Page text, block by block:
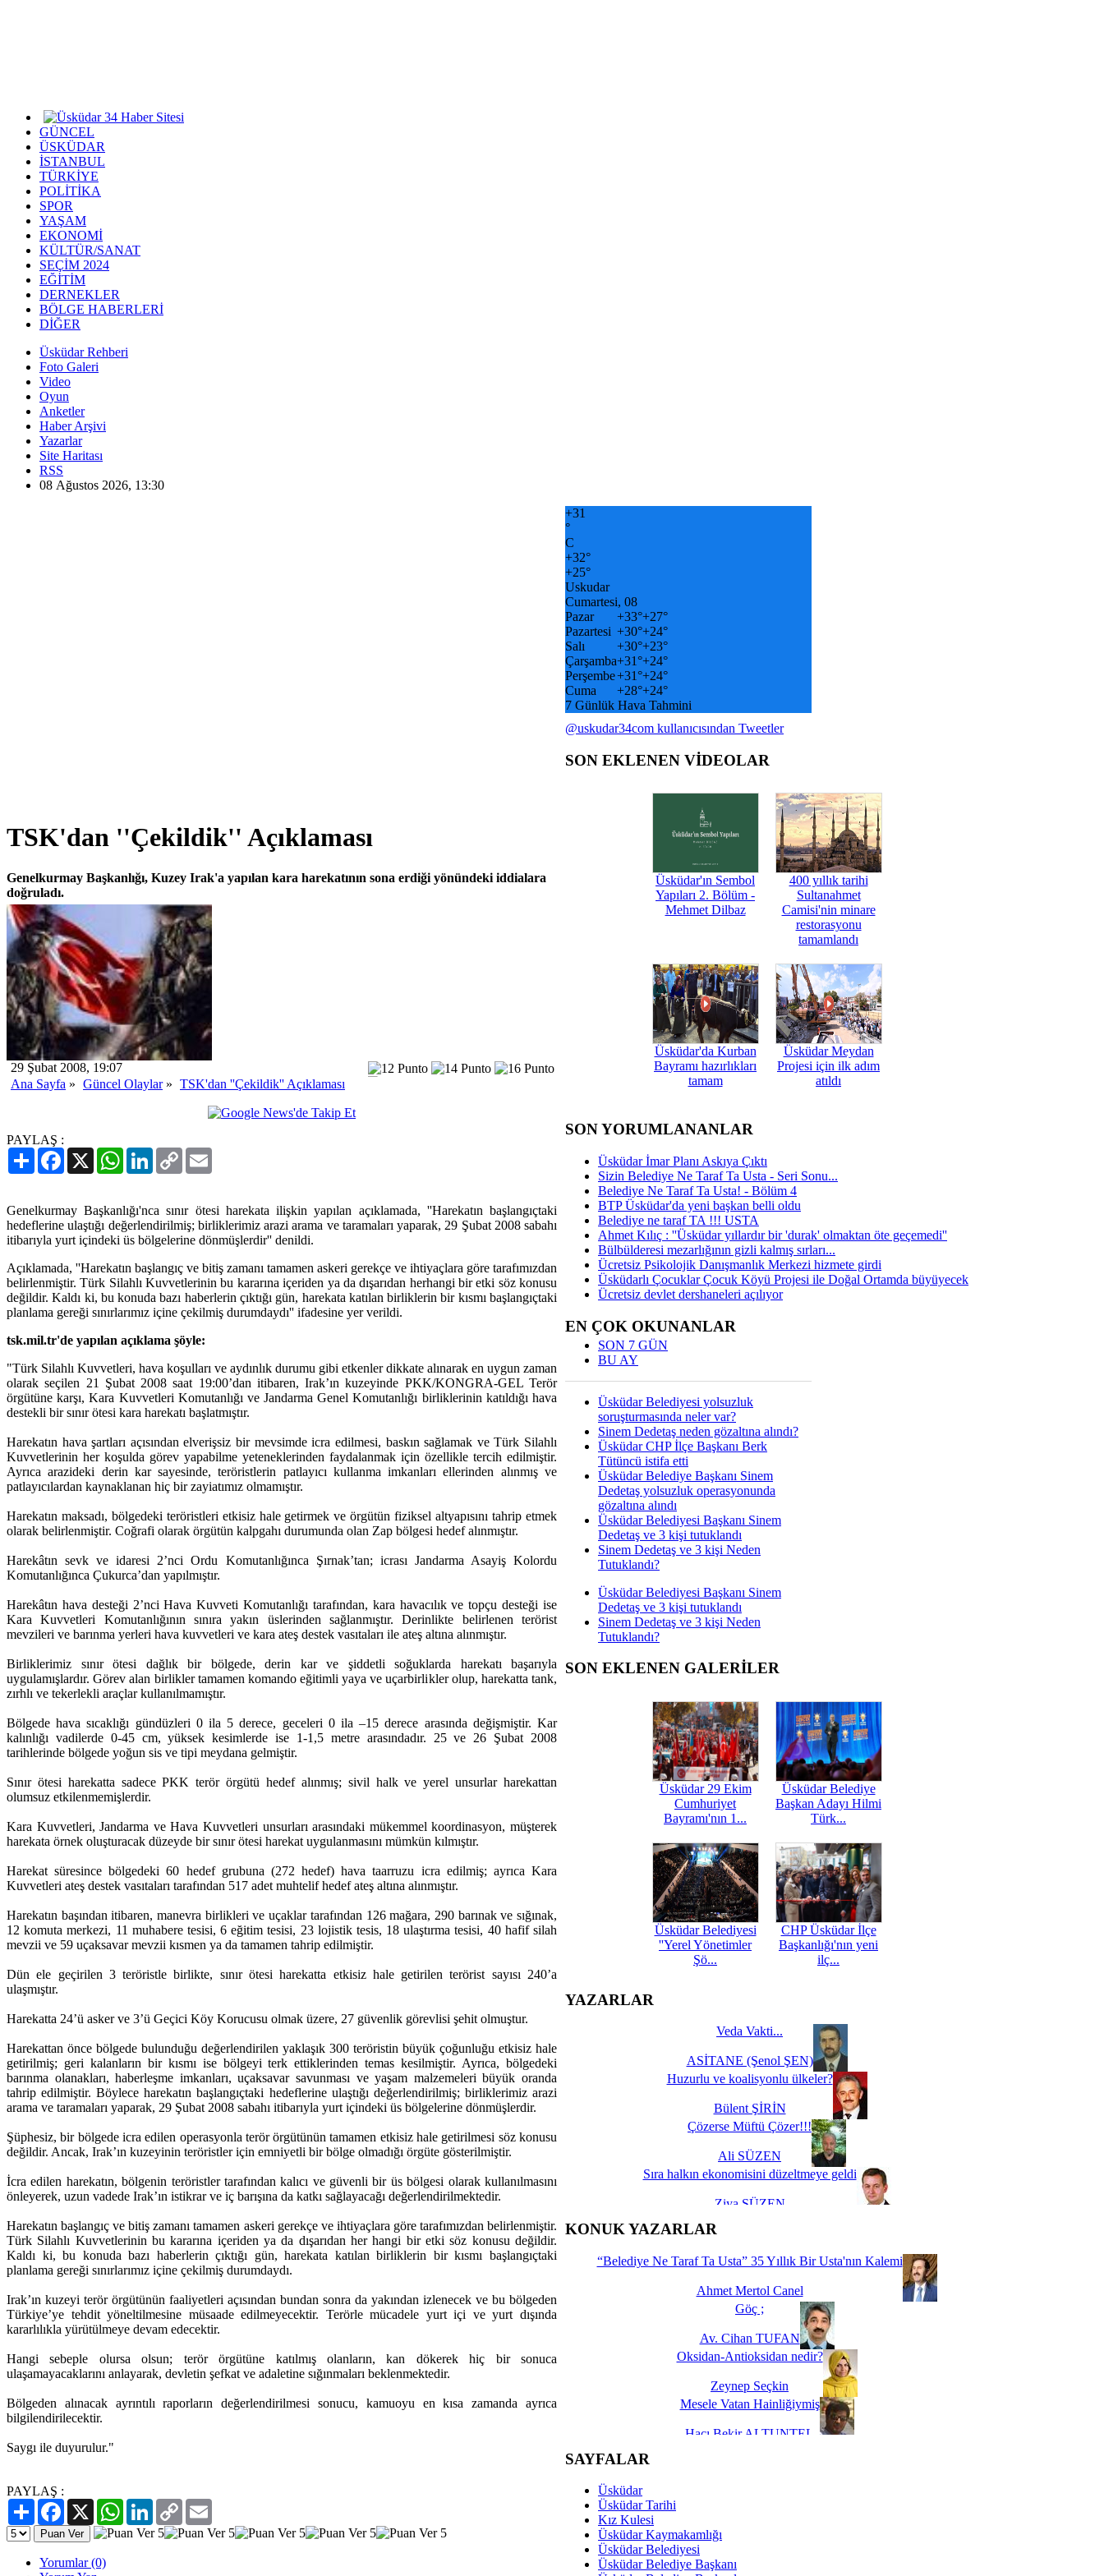
GÜNCEL
ÜSKÜDAR
İSTANBUL
TÜRKİYE
POLİTİKA
SPOR
YAŞAM
EKONOMİ
KÜLTÜR/SANAT
SEÇİM 2024
EĞİTİM
DERNEKLER
BÖLGE HABERLERİ
DİĞER
Üsküdar Rehberi
Foto Galeri
Video
Oyun
Anketler
Haber Arşivi
Yazarlar
Site Haritası
RSS
08 Ağustos 2026, 13:30
TSK'dan ''Çekildik'' Açıklaması
Genelkurmay Başkanlığı, Kuzey Irak'a yapılan kara harekatının sona erdiği yönündeki iddialara
doğruladı.
29 Şubat 2008, 19:07
Ana Sayfa » Güncel Olaylar» TSK'dan ''Çekildik'' Açıklaması
PAYLAŞ :
PaylaşFacebook
X WhatsAppLinkedIn
Copy
Link
Genelkurmay Başkanlığı'nca sınır ötesi harekata ilişkin yapılan açıklamada, ''Harekatın başlangıçtaki
hedeflerine ulaştığı değerlendirilmiş; birliklerimiz arazi arama ve taramaları yaparak, 29 Şubat 2008 sabahı
itibarıyla yurt içindeki üs bölgelerine dönmüşlerdir'' denildi.
Açıklamada, ''Harekatın başlangıç ve bitiş zamanı tamamen askeri gerekçe ve ihtiyaçlara göre tarafımızdan
belirlenmiştir. Türk Silahlı Kuvvetlerinin bu kararına içeriden ya da dışarıdan herhangi bir etki söz konusu
değildir. Kaldı ki, bu konuda bazı haberlerin çıktığı gün, harekata katılan birliklerin bir kısmı başlangıçtaki
planlama gereği sınırlarımız içine çekilmiş durumdaydı'' ifadesine yer verildi.
tsk.mil.tr'de yapılan açıklama şöyle:
"Türk Silahlı Kuvvetleri, hava koşulları ve aydınlık durumu gibi etkenler dikkate alınarak en uygun zaman
olarak seçilen 21 Şubat 2008 saat 19:00’dan itibaren, Irak’ın kuzeyinde PKK/KONGRA-GEL Terör
örgütüne karşı, Kara Kuvvetleri Komutanlığı ve Jandarma Genel Komutanlığı birliklerinin katıldığı hava
destekli bir sınır ötesi kara harekatı başlatmıştır.
Harekatın hava şartları açısından elverişsiz bir mevsimde icra edilmesi, baskın sağlamak ve Türk Silahlı
Kuvvetlerinin her koşulda görev yapabilme yeteneklerinden faydalanmak için özellikle tercih edilmiştir.
Ayrıca arazideki derin kar sayesinde, teröristlerin patlayıcı kullanma imkanları ellerinden alınmış ve
patlayıcılardan kaynaklanan hiç bir zayiatımız olmamıştır.
Harekatın maksadı, bölgedeki teröristleri etkisiz hale getirmek ve örgütün fiziksel altyapısını tahrip etmek
olarak belirlenmiştir. Coğrafi olarak örgütün kalpgahı durumunda olan Zap bölgesi hedef alınmıştır.
Harekâtın sevk ve idaresi 2’nci Ordu Komutanlığınca Şırnak’tan; icrası Jandarma Asayiş Kolordu
Komutanlığınca Çukurca’dan yapılmıştır.
Harekâtın hava desteği 2’nci Hava Kuvveti Komutanlığı tarafından, kara havacılık ve topçu desteği ise
Kara Kuvvetleri Komutanlığının sınıra yakın üslerinden sağlanmıştır. Derinlikte belirlenen terörist
mevzileri ve barınma yerleri hava kuvvetleri ve kara ateş destek vasıtaları ile ateş altına alınmıştır.
Birliklerimiz sınır ötesi dağlık bir bölgede, derin kar ve şiddetli soğuklarda harekatı başarıyla
uygulamışlardır. Görev alan birlikler tamamen komando eğitimli yaya ve uçarbirlikler olup, harekatta tank,
zırhlı ve tekerlekli araçlar kullanılmamıştır.
Bölgede hava sıcaklığı gündüzleri 0 ila 5 derece, geceleri 0 ila –15 derece arasında değişmiştir. Kar
kalınlığı vadilerde 0-45 cm, yüksek kesimlerde ise 1-1,5 metre arasındadır. 25 ve 26 Şubat 2008
tarihlerinde bölgede yoğun sis ve tipi meydana gelmiştir.
Sınır ötesi harekatta sadece PKK terör örgütü hedef alınmış; sivil halk ve yerel unsurlar harekattan
olumsuz etkilenmemişlerdir.
Kara Kuvvetleri, Jandarma ve Hava Kuvvetleri unsurları arasındaki mükemmel koordinasyon, müşterek
harekata örnek oluşturacak düzeyde bir sınır ötesi harekat uygulanmasını mümkün kılmıştır.
Harekat süresince bölgedeki 60 hedef grubuna (272 hedef) hava taarruzu icra edilmiş; ayrıca Kara
Kuvvetleri ateş destek vasıtaları tarafından 517 adet muhtelif hedef ateş altına alınmıştır.
Harekatın başından itibaren, manevra birlikleri ve uçaklar tarafından 126 mağara, 290 barınak ve sığınak,
12 komuta merkezi, 11 muhabere tesisi, 6 eğitim tesisi, 23 lojistik tesis, 18 ulaştırma tesisi, 40 hafif silah
mevzii ve 59 uçaksavar mevzii kısmen ya da tamamen tahrip edilmiştir.
Dün ele geçirilen 3 teröristle birlikte, sınır ötesi harekatta etkisiz hale getirilen terörist sayısı 240’a
ulaşmıştır.
Harekatta 24’ü asker ve 3’ü Geçici Köy Korucusu olmak üzere, 27 güvenlik görevlisi şehit olmuştur.
Harekattan önce bölgede bulunduğu değerlendirilen yaklaşık 300 teröristin büyük çoğunluğu etkisiz hale
getirilmiş; geri kalanların bir kısmı ise bölgeyi terk ettiklerinden temas kesilmiştir. Ayrıca, bölgedeki
barınma olanakları, haberleşme imkanları, uçaksavar savunması ve yaşam malzemeleri büyük oranda
tahrip edilmiştir. Böylece harekatın başlangıçtaki hedeflerine ulaştığı değerlendirilmiş; birliklerimiz arazi
arama ve taramaları yaparak, 29 Şubat 2008 sabahı itibarıyla yurt içindeki üs bölgelerine dönmüşlerdir.
Şüphesiz, bir bölgede icra edilen operasyonla terör örgütünün tamamen etkisiz hale getirilmesi söz konusu
değildir. Ancak, Irak’ın kuzeyinin teröristler için emniyetli bir bölge olmadığı örgüte gösterilmiştir.
İcra edilen harekatın, bölgenin teröristler tarafından kalıcı ve güvenli bir üs bölgesi olarak kullanılmasını
önleyerek, uzun vadede Irak’ın istikrar ve iç barışına da katkı sağlayacağı değerlendirilmektedir.
Harekatın başlangıç ve bitiş zamanı tamamen askeri gerekçe ve ihtiyaçlara göre tarafımızdan belirlenmiştir.
Türk Silahlı Kuvvetlerinin bu kararına içeriden ya da dışarıdan her hangi bir etki söz konusu değildir.
Kaldı ki, bu konuda bazı haberlerin çıktığı gün, harekata katılan birliklerin bir kısmı başlangıçtaki
planlama gereği sınırlarımız içine çekilmiş durumdaydı.
Irak’ın kuzeyi terör örgütünün faaliyetleri açısından bundan sonra da yakından izlenecek ve bu bölgeden
Türkiye’ye tehdit yöneltilmesine müsaade edilmeyecektir. Terörle mücadele yurt içi ve yurt dışında
kararlılıkla yürütülmeye devam edecektir.
Hangi sebeple olursa olsun; terör örgütüne katılmış olanların, kan dökerek hiç bir sonuca
ulaşamayacaklarını anlayarak, devletin şefkat ve adaletine sığınmaları beklenmektedir.
Bölgeden alınacak ayrıntılı raporların değerlendirilmesi sonucu, kamuoyu en kısa zamanda ayrıca
bilgilendirilecektir.
Saygı ile duyurulur."
PAYLAŞ :
PaylaşFacebook
X WhatsAppLinkedIn
Copy
Link
Yorumlar (0)
+31
°
C
+32°
+25°
Uskudar
Cumartesi, 08
Pazar
+33°+27°
Pazartesi +30°+24°
Salı
+30°+23°
Çarşamba+31°+24°
Perşembe+31°+24°
Cuma
+28°+24°
7 Günlük Hava Tahmini
@uskudar34com kullanıcısından Tweetler
SON EKLENEN VİDEOLAR
Üsküdar'ın Sembol
Yapıları 2. Bölüm -
Mehmet Dilbaz
400 yıllık tarihi
Sultanahmet
Camisi'nin minare
restorasyonu
tamamlandı
Üsküdar'da Kurban
Bayramı hazırlıkları
tamam
Üsküdar Meydan
Projesi için ilk adım
atıldı
SON YORUMLANANLAR
Üsküdar İmar Planı Askıya Çıktı
Sizin Belediye Ne Taraf Ta Usta - Seri Sonu...
Belediye Ne Taraf Ta Usta! - Bölüm 4
BTP Üsküdar'da yeni başkan belli oldu
Belediye ne taraf TA !!! USTA
Ahmet Kılıç : ''Üsküdar yıllardır bir 'durak' olmaktan öte geçemedi''
Bülbülderesi mezarlığının gizli kalmış sırları...
Ücretsiz Psikolojik Danışmanlık Merkezi hizmete girdi
Üsküdarlı Çocuklar Çocuk Köyü Projesi ile Doğal Ortamda büyüyecek
Ücretsiz devlet dershaneleri açılıyor
EN ÇOK OKUNANLAR
SON 7 GÜN
BU AY
Üsküdar Belediyesi yolsuzluk
soruşturmasında neler var?
Sinem Dedetaş neden gözaltına alındı?
Üsküdar CHP İlçe Başkanı Berk
Tütüncü istifa etti
Üsküdar Belediye Başkanı Sinem
Dedetaş yolsuzluk operasyonunda
gözaltına alındı
Üsküdar Belediyesi Başkanı Sinem
Dedetaş ve 3 kişi tutuklandı
Sinem Dedetaş ve 3 kişi Neden
Tutuklandı?
Üsküdar Belediyesi Başkanı Sinem
Dedetaş ve 3 kişi tutuklandı
Sinem Dedetaş ve 3 kişi Neden
Tutuklandı?
SON EKLENEN GALERİLER
Üsküdar 29 Ekim
Cumhuriyet
Bayramı'nın 1...
Üsküdar Belediye
Başkan Adayı Hilmi
Türk...
Üsküdar Belediyesi
''Yerel Yönetimler
Şö...
CHP Üsküdar İlçe
Başkanlığı'nın yeni
ilç...
YAZARLAR
Veda Vakti...
ASİTANE (Şenol ŞEN)
Huzurlu ve koalisyonlu ülkeler?
Bülent ŞİRİN
Çözerse Müftü Çözer!!!
Ali SÜZEN
Sıra halkın ekonomisini düzeltmeye geldi
Ziya SÜZEN
İşte Biz buyuz...
KONUK YAZARLAR
“Belediye Ne Taraf Ta Usta” 35 Yıllık Bir Usta'nın Kalemi
Ahmet Mertol Canel
Göç ;
Av. Cihan TUFAN
Oksidan-Antioksidan nedir?
Zeynep Seçkin
Mesele Vatan Hainliğiymiş
Hacı Bekir ALTUNTEL
Dünya Fani, Ama Kısa Bir Süre De Olsa Burdayız
Savaş ŞENEL
Hukukun Adaleti Kalmadı Üstadım!
SAYFALAR
Üsküdar
Üsküdar Tarihi
Kız Kulesi
Üsküdar Kaymakamlığı
Üsküdar Belediyesi
Üsküdar Belediye Başkanı